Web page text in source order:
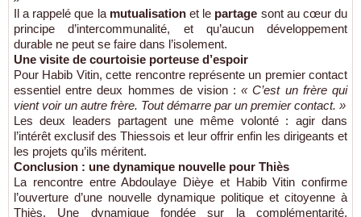
Il a rappelé que la mutualisationet le partage sont au cœur du
principe d’intercommunalité, et qu’aucun développement
durable ne peut se faire dans l’isolement.
Une visite de courtoisie porteuse d’espoir
Pour Habib Vitin, cette rencontre représente un premier contact
essentiel entre deux hommes de vision :« C’est un frère qui
vient voir un autre frère. Tout démarre par un premier contact. »
Les deux leaders partagent une même volonté : agir dans
l’intérêt exclusif des Thiessois et leur offrir enfin les dirigeants et
les projets qu’ils méritent.
Conclusion : une dynamique nouvelle pour Thiès
La rencontre entre Abdoulaye Dièye et Habib Vitin confirme
l’ouverture d’une nouvelle dynamique politique et citoyenne à
Thiès. Une dynamique fondée sur la complémentarité,